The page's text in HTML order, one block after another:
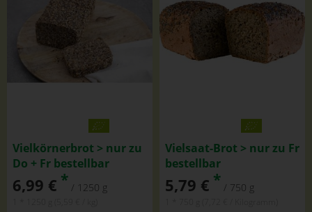
Vielkörnerbrot > nur zu
Do + Fr bestellbar
6,99 € * / 1250 g
Vielsaat-Brot > nur zu Fr
bestellbar
5,79 € * / 750 g